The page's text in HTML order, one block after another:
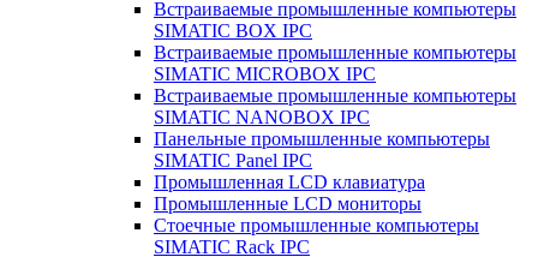
Встраиваемые промышленные компьютеры
SIMATIC BOX IPC
Встраиваемые промышленные компьютеры
SIMATIC MICROBOX IPC
Встраиваемые промышленные компьютеры
SIMATIC NANOBOX IPC
Панельные промышленные компьютеры
SIMATIC Panel IPC
Промышленная LCD клавиатура
Промышленные LCD мониторы
Стоечные промышленные компьютеры
SIMATIC Rack IPC